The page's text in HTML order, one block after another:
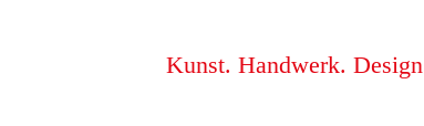
Kunst. Handwerk. Design